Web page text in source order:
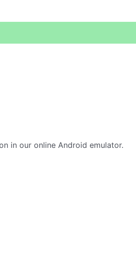
in our online Android emulator.